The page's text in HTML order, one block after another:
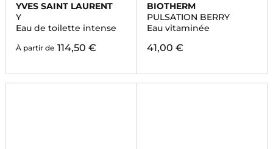
YVES SAINT LAURENT
Y
Eau de toilette intense
À partir de 114,50 €
BIOTHERM
PULSATION BERRY
Eau vitaminée
41,00 €